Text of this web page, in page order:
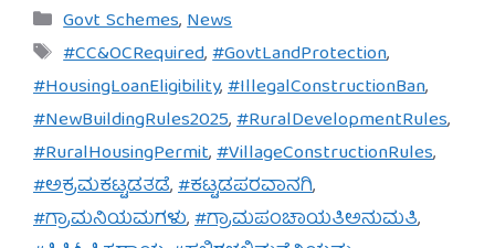
Categories
Govt Schemes,News
Tags
#CC&OCRequired,#GovtLandProtection,
#HousingLoanEligibility,#IllegalConstructionBan,
#NewBuildingRules2025,#RuralDevelopmentRules,
#RuralHousingPermit,#VillageConstructionRules,
#ಅಕ್ರಮಕಟ್ಟಡತಡೆ,#ಕಟ್ಟಡಪರವಾನಗಿ,
#ಗ್ರಾಮನಿಯಮಗಳು,#ಗ್ರಾಮಪಂಚಾಯತಿಅನುಮತಿ,